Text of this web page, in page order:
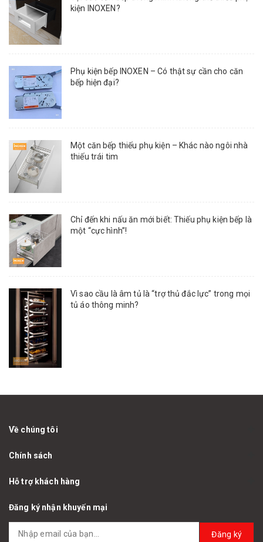
kiện INOXEN?
Phụ kiện bếp INOXEN – Có thật sự cần cho căn
bếp hiện đại?
Một căn bếp thiếu phụ kiện – Khác nào ngôi nhà
thiếu trái tim
Chỉ đến khi nấu ăn mới biết: Thiếu phụ kiện bếp là
một “cực hình”!
Vì sao cầu là âm tủ là “trợ thủ đắc lực” trong mọi
tủ áo thông minh?
Về chúng tôi
Chính sách
Hỗ trợ khách hàng
Đăng ký nhận khuyến mại
Đăng ký